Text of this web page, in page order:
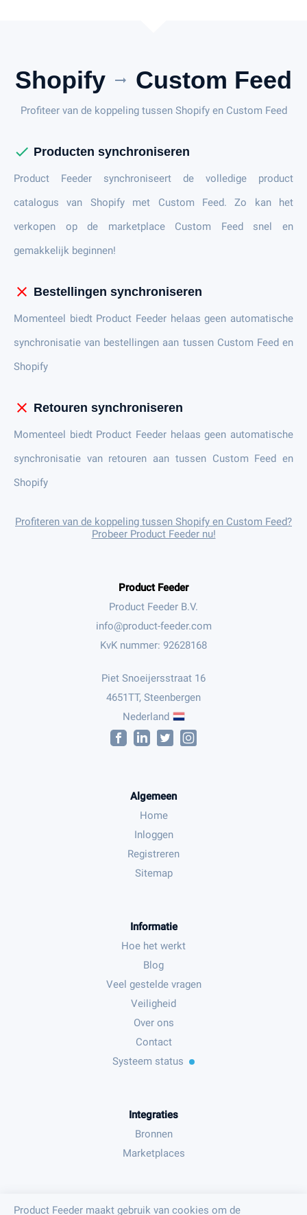
Shopify arrow_right_alt Custom Feed
Profiteer van de koppeling tussen Shopify en Custom Feed
check Producten synchroniseren
Product Feeder synchroniseert de volledige product
catalogus van Shopify met Custom Feed. Zo kan het
verkopen op de marketplace Custom Feed snel en
gemakkelijk beginnen!
close Bestellingen synchroniseren
Momenteel biedt Product Feeder helaas geen automatische
synchronisatie van bestellingen aan tussen Custom Feed en
Shopify
close Retouren synchroniseren
Momenteel biedt Product Feeder helaas geen automatische
synchronisatie van retouren aan tussen Custom Feed en
Shopify
Profiteren van de koppeling tussen Shopify en Custom Feed?
Probeer Product Feeder nu!
Product Feeder
Product Feeder B.V.
KvK nummer: 92628168
Piet Snoeijersstraat 16
4651TT, Steenbergen
Nederland
Algemeen
Home
Inloggen
Registreren
Sitemap
Informatie
Hoe het werkt
Blog
Veel gestelde vragen
Veiligheid
Over ons
Contact
Systeem status
Integraties
Bronnen
Marketplaces
Juridisch
Product Feeder maakt gebruik van cookies om de